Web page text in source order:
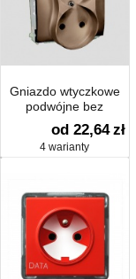
Gniazdo wtyczkowe
podwójne bez
uziemienia (moduł)
od 22,64 zł
4 warianty